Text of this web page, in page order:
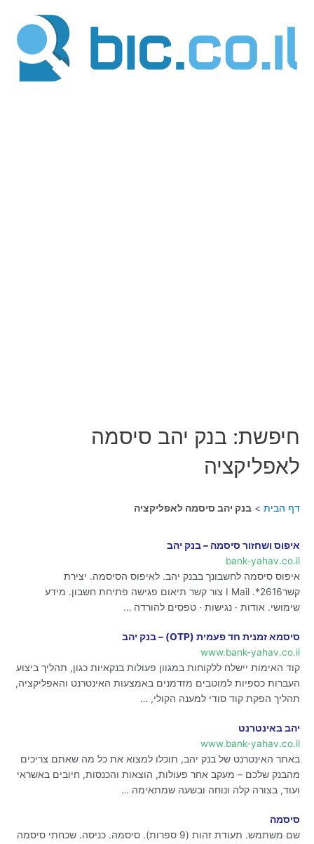
חיפשת: בנק יהב סיסמה
לאפליקציה
דף הבית בנק יהב סיסמה לאפליקציה
איפוס ושחזור סיסמה – בנק יהב
bank-yahav.co.il
איפוס סיסמה לחשבונך בבנק יהב. לאיפוס הסיסמה. יצירת
קשר2616*. I Mail צור קשר תיאום פגישה פתיחת חשבון. מידע
שימושי. אודות · נגישות · טפסים להורדה …
סיסמא זמנית חד פעמית (OTP) – בנק יהב
www.bank-yahav.co.il
קוד האימות יישלח ללקוחות במגוון פעולות בנקאיות כגון, תהליך ביצוע
העברות כספיות למוטבים מזדמנים באמצעות האינטרנט והאפליקציה,
תהליך הפקת קוד סודי למענה הקולי, …
יהב באינטרנט
www.bank-yahav.co.il
באתר האינטרנט של בנק יהב, תוכלו למצוא את כל מה שאתם צריכים
מהבנק שלכם – מעקב אחר פעולות, הוצאות והכנסות, חיובים באשראי
ועוד, בצורה קלה ונוחה ובשעה שמתאימה …
סיסמה
שם משתמש. תעודת זהות (9 ספרות). סיסמה. כניסה. שכחתי סיסמה